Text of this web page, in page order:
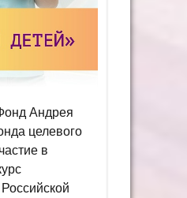
Андрея
целевого
в